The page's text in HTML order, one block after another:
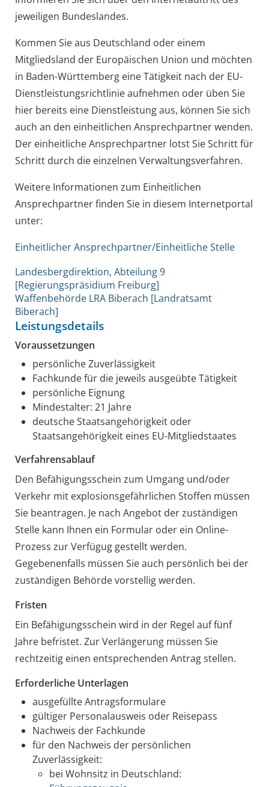
jeweiligen Bundeslandes.
Kommen Sie aus Deutschland oder einem
Mitgliedsland der Europäischen Union und möchten
in Baden-Württemberg eine Tätigkeit nach der EU-
Dienstleistungsrichtlinie aufnehmen oder üben Sie
hier bereits eine Dienstleistung aus, können Sie sich
auch an den einheitlichen Ansprechpartner wenden.
Der einheitliche Ansprechpartner lotst Sie Schritt für
Schritt durch die einzelnen Verwaltungsverfahren.
Weitere Informationen zum Einheitlichen
Ansprechpartner finden Sie in diesem Internetportal
unter:
Einheitlicher Ansprechpartner/Einheitliche Stelle
Landesbergdirektion, Abteilung 9
[Regierungspräsidium Freiburg]
Waffenbehörde LRA Biberach [Landratsamt
Biberach]
Leistungsdetails
Voraussetzungen
persönliche Zuverlässigkeit
Fachkunde für die jeweils ausgeübte Tätigkeit
persönliche Eignung
Mindestalter: 21 Jahre
deutsche Staatsangehörigkeit oder
Staatsangehörigkeit eines EU-Mitgliedstaates
Verfahrensablauf
Den Befähigungsschein zum Umgang und/oder
Verkehr mit explosionsgefährlichen Stoffen müssen
Sie beantragen. Je nach Angebot der zuständigen
Stelle kann Ihnen ein Formular oder ein Online-
Prozess zur Verfügug gestellt werden.
Gegebenenfalls müssen Sie auch persönlich bei der
zuständigen Behörde vorstellig werden.
Fristen
Ein Befähigungsschein wird in der Regel auf fünf
Jahre befristet. Zur Verlängerung müssen Sie
rechtzeitig einen entsprechenden Antrag stellen.
Erforderliche Unterlagen
ausgefüllte Antragsformulare
gültiger Personalausweis oder Reisepass
Nachweis der Fachkunde
für den Nachweis der persönlichen
Zuverlässigkeit:
bei Wohnsitz in Deutschland: